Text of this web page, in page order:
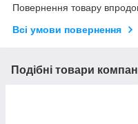
Повернення товару
Всі умови повернення
Подібні товари